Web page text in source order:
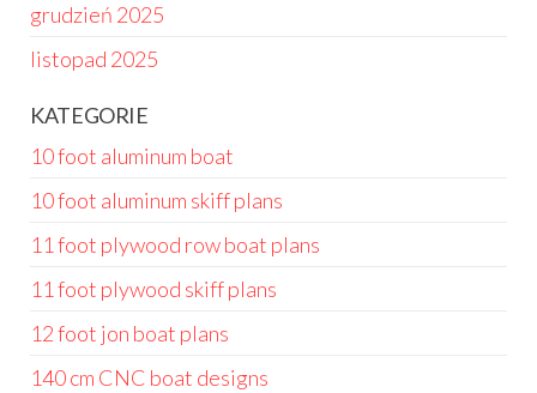
grudzień 2025
listopad 2025
KATEGORIE
10 foot aluminum boat
10 foot aluminum skiff plans
11 foot plywood row boat plans
11 foot plywood skiff plans
12 foot jon boat plans
140 cm CNC boat designs